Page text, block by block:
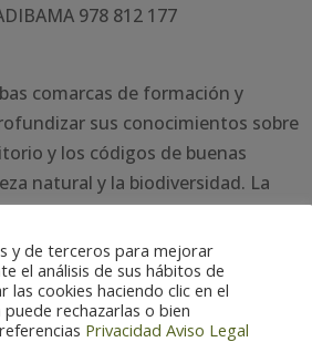
978 812 177
comarcas de formación y
sus conocimientos sobre
y los códigos de buenas
natural y la biodiversidad. La
Híjar, desde el que se pueden
del jueves 2 de marzo,
y de terceros para mejorar
el análisis de sus hábitos de
las cookies haciendo clic en el
rechazarlas o bien
Privacidad Aviso Legal